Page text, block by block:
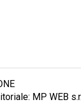
MP WEB